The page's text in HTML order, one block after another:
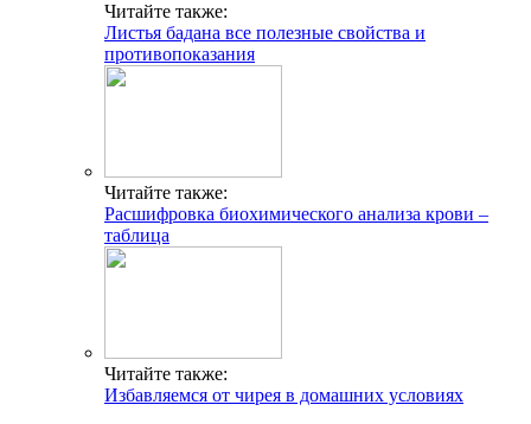
Читайте также:
Листья бадана все полезные свойства и
противопоказания
Читайте также:
Расшифровка биохимического анализа крови –
таблица
Читайте также:
Избавляемся от чирея в домашних условиях